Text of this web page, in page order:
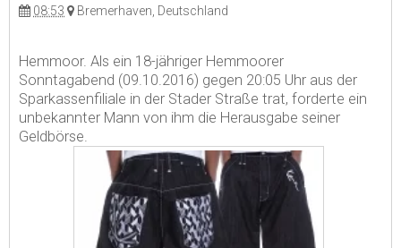
08:53 Bremerhaven, Deutschland
Hemmoor. Als ein 18-jähriger Hemmoorer
Sonntagabend (09.10.2016) gegen 20:05 Uhr aus der
Sparkassenfiliale in der Stader Straße trat, forderte ein
unbekannter Mann von ihm die Herausgabe seiner
Geldbörse.